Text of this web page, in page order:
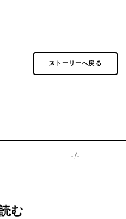
ストーリーへ戻る
1 /1
む